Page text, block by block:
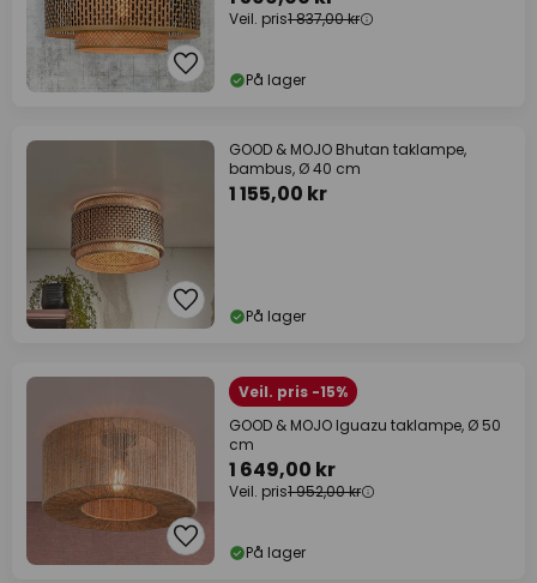
Veil. pris1 837,00 kr
På lager
GOOD & MOJO Bhutan taklampe,
bambus, Ø 40 cm
1 155,00 kr
På lager
Veil. pris -15%
GOOD & MOJO Iguazu taklampe, Ø 50
cm
1 649,00 kr
Veil. pris1 952,00 kr
På lager